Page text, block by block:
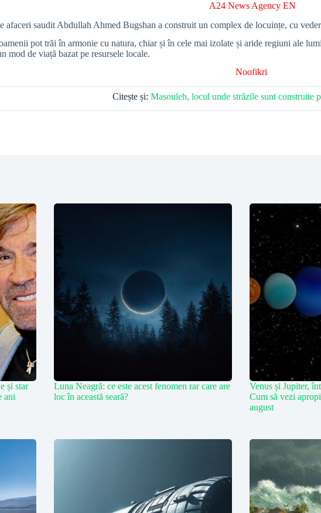
A24 News Agency EN
saudit Abdullah Ahmed Bugshan a construit un complex de locuințe, cu
pot trăi în armonie cu natura, chiar și în cele mai izolate și aride regiuni ale
mod de viață bazat pe resursele locale.
Noofikri
Citește și: Masouleh, locul unde străzile sunt construite
și star
ani
Luna Neagră: ce este acest fenomen rar care are
loc în această seară?
Venus și Jupiter,
Cum să vezi
august